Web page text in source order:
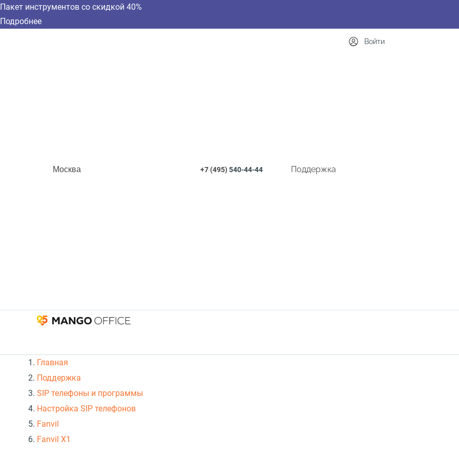
Пакет инструментов со скидкой 40%
Подробнее
Москва +7 (495)540-44-44 Поддержка
Войти
Главная
Поддержка
SIP телефоны и программы
Настройка SIP телефонов
Fanvil
Fanvil X1